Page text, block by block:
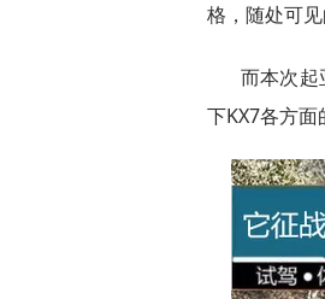
格，随处可
而本次起
下KX7各方面